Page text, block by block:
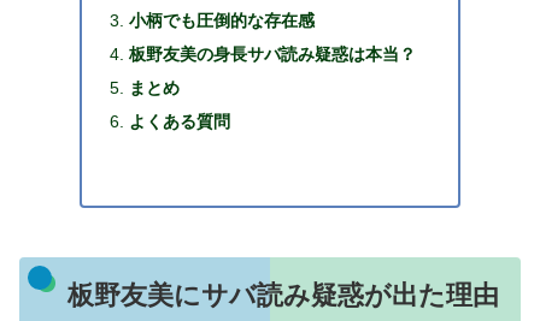
小柄でも圧倒的な存在感
板野友美の身長サバ読み疑惑は本当？
まとめ
よくある質問
板野友美にサバ読み疑惑が出た理由